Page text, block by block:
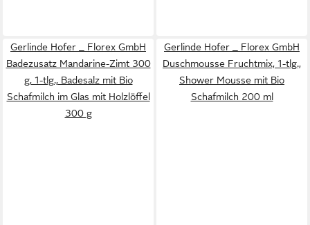
Gerlinde Hofer _ Florex GmbH
Badezusatz Mandarine-Zimt 300
g, 1-tlg., Badesalz mit Bio
Schafmilch im Glas mit Holzlöffel
300 g
Gerlinde Hofer _ Florex GmbH
Duschmousse Fruchtmix, 1-tlg.,
Shower Mousse mit Bio
Schafmilch 200 ml